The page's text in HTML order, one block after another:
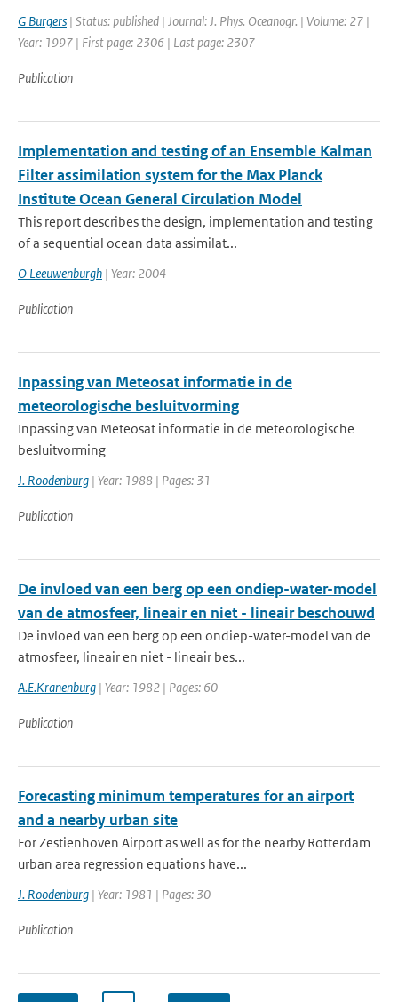
G Burgers | Status: published | Journal: J. Phys. Oceanogr. | Volume: 27 |
Year: 1997 | First page: 2306 | Last page: 2307
Publication
Implementation and testing of an Ensemble Kalman
Filter assimilation system for the Max Planck
Institute Ocean General Circulation Model
This report describes the design, implementation and testing
of a sequential ocean data assimilat...
O Leeuwenburgh | Year: 2004
Publication
Inpassing van Meteosat informatie in de
meteorologische besluitvorming
Inpassing van Meteosat informatie in de meteorologische
besluitvorming
J. Roodenburg | Year: 1988 | Pages: 31
Publication
De invloed van een berg op een ondiep-water-model
van de atmosfeer, lineair en niet - lineair beschouwd
De invloed van een berg op een ondiep-water-model van de
atmosfeer, lineair en niet - lineair bes...
A.E.Kranenburg | Year: 1982 | Pages: 60
Publication
Forecasting minimum temperatures for an airport
and a nearby urban site
For Zestienhoven Airport as well as for the nearby Rotterdam
urban area regression equations have...
J. Roodenburg | Year: 1981 | Pages: 30
Publication